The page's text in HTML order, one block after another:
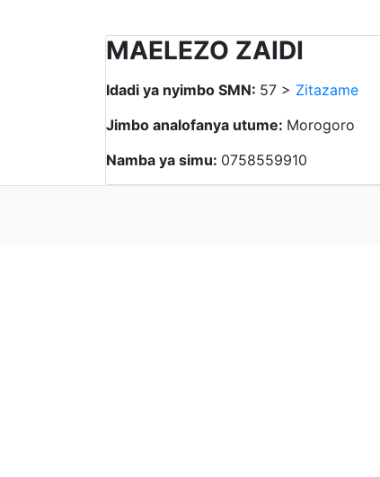
MAELEZO ZAIDI
Idadi ya nyimbo SMN: 57 > Zitazame
Jimbo analofanya utume: Morogoro
Namba ya simu: 0758559910